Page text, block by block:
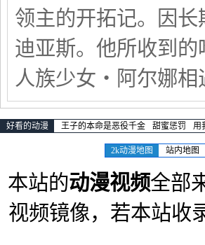
领主的开拓记。因
迪亚斯。他所收到
人族少女‧阿尔娜
好看的动漫 王子的本命是恶役千金 甜蜜惩罚 用
2k动漫地图 站内地图
本站的动漫视频全部
视频镜像，若本站收